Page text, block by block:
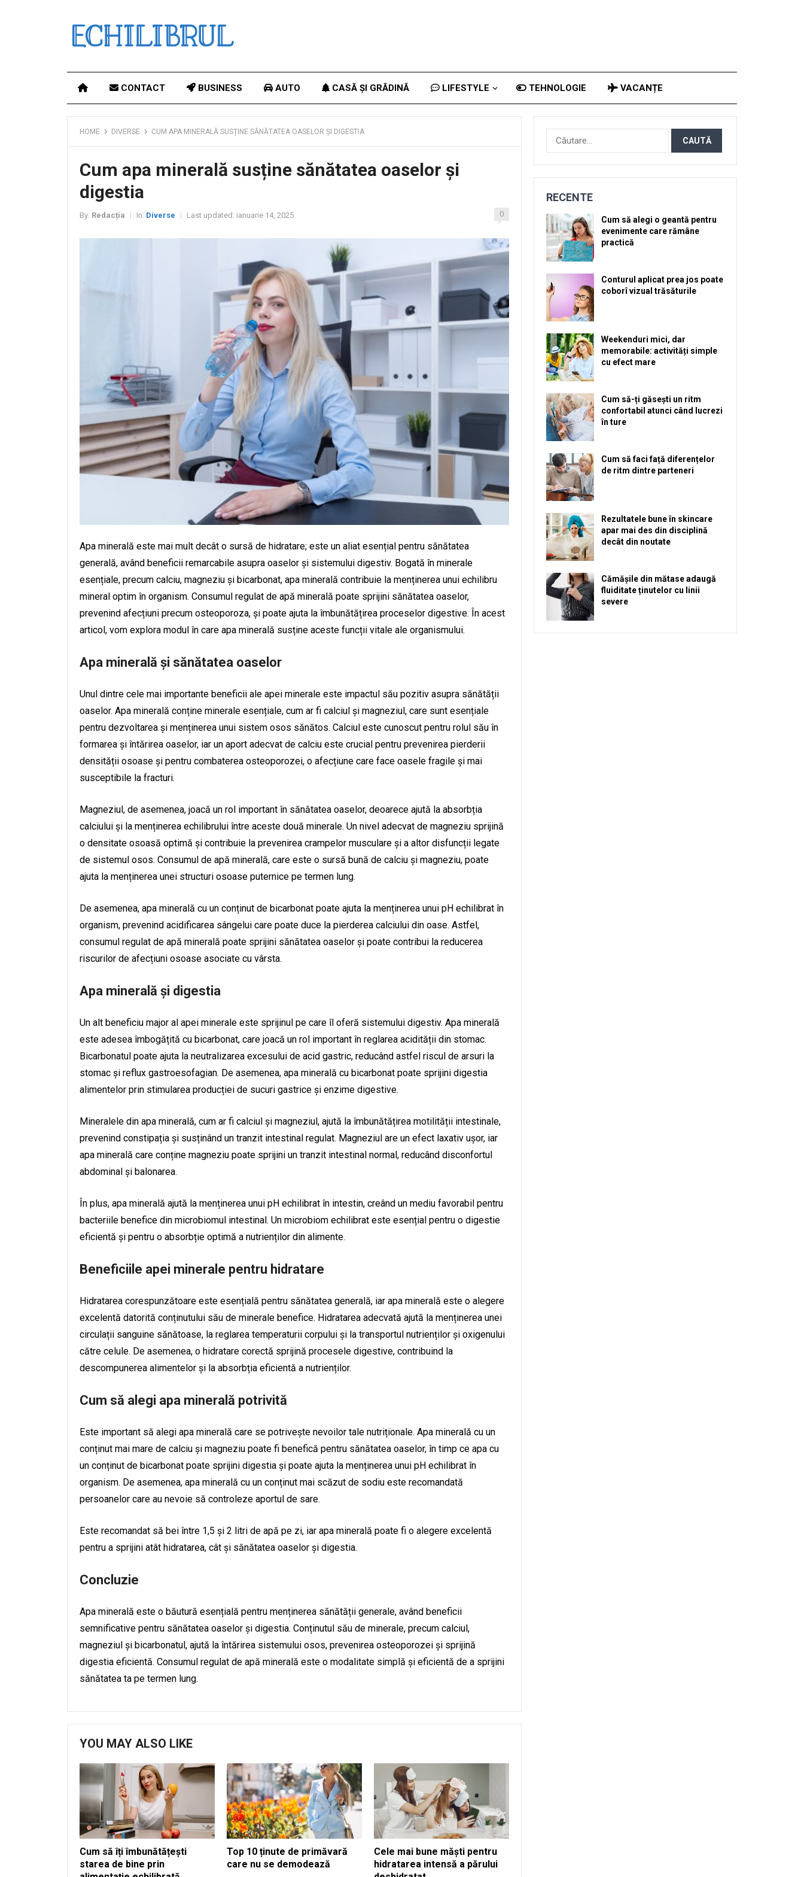
CONTACT BUSINESS AUTO CASĂ ȘI GRĂDINĂ LIFESTYLE TEHNOLOGIE VACANȚE
HOME DIVERSE CUM APA MINERALĂ SUSȚINE SĂNĂTATEA OASELOR ȘI DIGESTIA
Cum apa minerală susține sănătatea oaselor și
digestia
By: Redacția In: Diverse Last updated: ianuarie 14, 2025 0
Apa minerală este mai mult decât o sursă de hidratare; este un aliat esențial pentru sănătatea
generală, având beneficii remarcabile asupra oaselor și sistemului digestiv. Bogată în minerale
esențiale, precum calciu, magneziu și bicarbonat, apa minerală contribuie la menținerea unui echilibru
mineral optim în organism. Consumul regulat de apă minerală poate sprijini sănătatea oaselor,
prevenind afecțiuni precum osteoporoza, și poate ajuta la îmbunătățirea proceselor digestive. În acest
articol, vom explora modul în care apa minerală susține aceste funcții vitale ale organismului.
Apa minerală și sănătatea oaselor
Unul dintre cele mai importante beneficii ale apei minerale este impactul său pozitiv asupra sănătății
oaselor. Apa minerală conține minerale esențiale, cum ar fi calciul și magneziul, care sunt esențiale
pentru dezvoltarea și menținerea unui sistem osos sănătos. Calciul este cunoscut pentru rolul său în
formarea și întărirea oaselor, iar un aport adecvat de calciu este crucial pentru prevenirea pierderii
densității osoase și pentru combaterea osteoporozei, o afecțiune care face oasele fragile și mai
susceptibile la fracturi.
Magneziul, de asemenea, joacă un rol important în sănătatea oaselor, deoarece ajută la absorbția
calciului și la menținerea echilibrului între aceste două minerale. Un nivel adecvat de magneziu sprijină
o densitate osoasă optimă și contribuie la prevenirea crampelor musculare și a altor disfuncții legate
de sistemul osos. Consumul de apă minerală, care este o sursă bună de calciu și magneziu, poate
ajuta la menținerea unei structuri osoase puternice pe termen lung.
De asemenea, apa minerală cu un conținut de bicarbonat poate ajuta la menținerea unui pH echilibrat în
organism, prevenind acidificarea sângelui care poate duce la pierderea calciului din oase. Astfel,
consumul regulat de apă minerală poate sprijini sănătatea oaselor și poate contribui la reducerea
riscurilor de afecțiuni osoase asociate cu vârsta.
Apa minerală și digestia
Un alt beneficiu major al apei minerale este sprijinul pe care îl oferă sistemului digestiv. Apa minerală
este adesea îmbogățită cu bicarbonat, care joacă un rol important în reglarea acidității din stomac.
Bicarbonatul poate ajuta la neutralizarea excesului de acid gastric, reducând astfel riscul de arsuri la
stomac și reflux gastroesofagian. De asemenea, apa minerală cu bicarbonat poate sprijini digestia
alimentelor prin stimularea producției de sucuri gastrice și enzime digestive.
Mineralele din apa minerală, cum ar fi calciul și magneziul, ajută la îmbunătățirea motilității intestinale,
prevenind constipația și susținând un tranzit intestinal regulat. Magneziul are un efect laxativ ușor, iar
apa minerală care conține magneziu poate sprijini un tranzit intestinal normal, reducând disconfortul
abdominal și balonarea.
În plus, apa minerală ajută la menținerea unui pH echilibrat în intestin, creând un mediu favorabil pentru
bacteriile benefice din microbiomul intestinal. Un microbiom echilibrat este esențial pentru o digestie
eficientă și pentru o absorbție optimă a nutrienților din alimente.
Beneficiile apei minerale pentru hidratare
Hidratarea corespunzătoare este esențială pentru sănătatea generală, iar apa minerală este o alegere
excelentă datorită conținutului său de minerale benefice. Hidratarea adecvată ajută la menținerea unei
circulații sanguine sănătoase, la reglarea temperaturii corpului și la transportul nutrienților și oxigenului
către celule. De asemenea, o hidratare corectă sprijină procesele digestive, contribuind la
descompunerea alimentelor și la absorbția eficientă a nutrienților.
Cum să alegi apa minerală potrivită
Este important să alegi apa minerală care se potrivește nevoilor tale nutriționale. Apa minerală cu un
conținut mai mare de calciu și magneziu poate fi benefică pentru sănătatea oaselor, în timp ce apa cu
un conținut de bicarbonat poate sprijini digestia și poate ajuta la menținerea unui pH echilibrat în
organism. De asemenea, apa minerală cu un conținut mai scăzut de sodiu este recomandată
persoanelor care au nevoie să controleze aportul de sare.
Este recomandat să bei între 1,5 și 2 litri de apă pe zi, iar apa minerală poate fi o alegere excelentă
pentru a sprijini atât hidratarea, cât și sănătatea oaselor și digestia.
Concluzie
Apa minerală este o băutură esențială pentru menținerea sănătății generale, având beneficii
semnificative pentru sănătatea oaselor și digestia. Conținutul său de minerale, precum calciul,
magneziul și bicarbonatul, ajută la întărirea sistemului osos, prevenirea osteoporozei și sprijină
digestia eficientă. Consumul regulat de apă minerală este o modalitate simplă și eficientă de a sprijini
sănătatea ta pe termen lung.
YOU MAY ALSO LIKE
Cum să îți îmbunătățești
starea de bine prin
Top 10 ținute de primăvară
care nu se demodează
Cele mai bune măști pentru
hidratarea intensă a părului
Caută
după:
RECENTE
Cum să alegi o geantă pentru
evenimente care rămâne
practică
Conturul aplicat prea jos poate
coborî vizual trăsăturile
Weekenduri mici, dar
memorabile: activități simple
cu efect mare
Cum să-ți găsești un ritm
confortabil atunci când lucrezi
în ture
Cum să faci față diferențelor
de ritm dintre parteneri
Rezultatele bune în skincare
apar mai des din disciplină
decât din noutate
Cămășile din mătase adaugă
fluiditate ținutelor cu linii
severe